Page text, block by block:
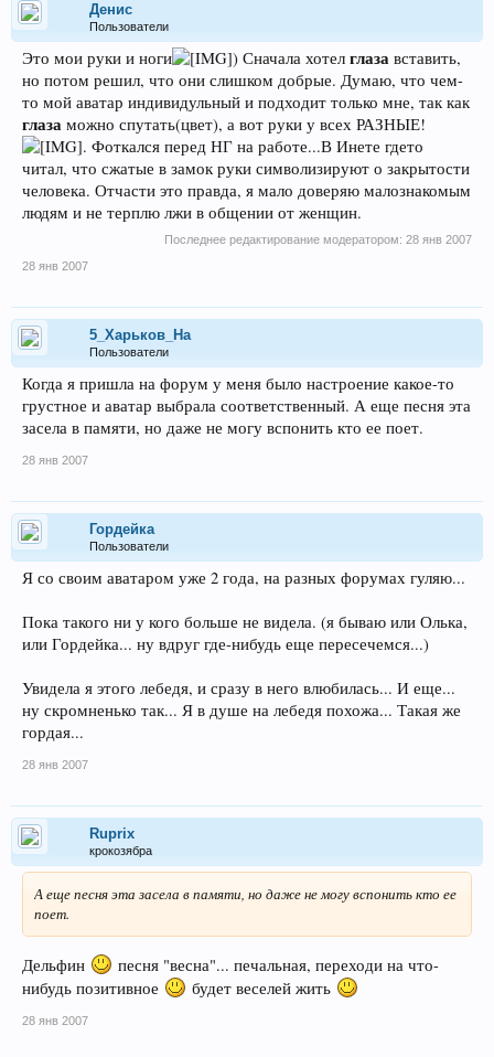
Денис
Пользователи
Это мои руки и ноги ) Сначала хотел глаза вставить,
но потом решил, что они слишком добрые. Думаю, что чем-
то мой аватар индивидульный и подходит только мне, так как
глаза можно спутать(цвет), а вот руки у всех РАЗНЫЕ!
. Фоткался перед НГ на работе...В Инете гдето
читал, что сжатые в замок руки символизируют о закрытости
человека. Отчасти это правда, я мало доверяю малознакомым
людям и не терплю лжи в общении от женщин.
Последнее редактирование модератором: 28 янв 2007
28 янв 2007
5_Харьков_На
Пользователи
Когда я пришла на форум у меня было настроение какое-то
грустное и аватар выбрала соответственный. А еще песня эта
засела в памяти, но даже не могу вспонить кто ее поет.
28 янв 2007
Гордейка
Пользователи
Я со своим аватаром уже 2 года, на разных форумах гуляю...
Пока такого ни у кого больше не видела. (я бываю или Олька,
или Гордейка... ну вдруг где-нибудь еще пересечемся...)
Увидела я этого лебедя, и сразу в него влюбилась... И еще...
ну скромненько так... Я в душе на лебедя похожа... Такая же
гордая...
28 янв 2007
Ruprix
крокозябра
А еще песня эта засела в памяти, но даже не могу вспонить кто ее
поет.
Дельфин
песня "весна"... печальная, переходи на что-
нибудь позитивное
будет веселей жить
28 янв 2007